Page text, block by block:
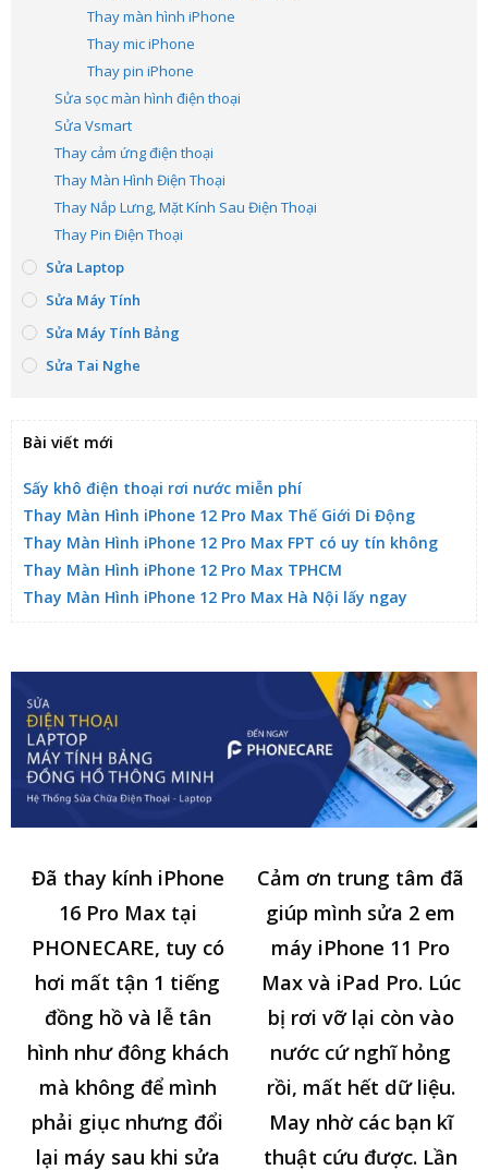
Thay màn hình iPhone
Thay mic iPhone
Thay pin iPhone
Sửa sọc màn hình điện thoại
Sửa Vsmart
Thay cảm ứng điện thoại
Thay Màn Hình Điện Thoại
Thay Nắp Lưng, Mặt Kính Sau Điện Thoại
Thay Pin Điện Thoại
Sửa Laptop
Sửa Máy Tính
Sửa Máy Tính Bảng
Sửa Tai Nghe
Bài viết mới
Sấy khô điện thoại rơi nước miễn phí
Thay Màn Hình iPhone 12 Pro Max Thế Giới Di Động
Thay Màn Hình iPhone 12 Pro Max FPT có uy tín không
Thay Màn Hình iPhone 12 Pro Max TPHCM
Thay Màn Hình iPhone 12 Pro Max Hà Nội lấy ngay
Đã thay kính iPhone
16 Pro Max tại
PHONECARE, tuy có
hơi mất tận 1 tiếng
đồng hồ và lễ tân
hình như đông khách
mà không để mình
phải giục nhưng đổi
lại máy sau khi sửa
Cảm ơn trung tâm đã
giúp mình sửa 2 em
máy iPhone 11 Pro
Max và iPad Pro. Lúc
bị rơi vỡ lại còn vào
nước cứ nghĩ hỏng
rồi, mất hết dữ liệu.
May nhờ các bạn kĩ
thuật cứu được. Lần